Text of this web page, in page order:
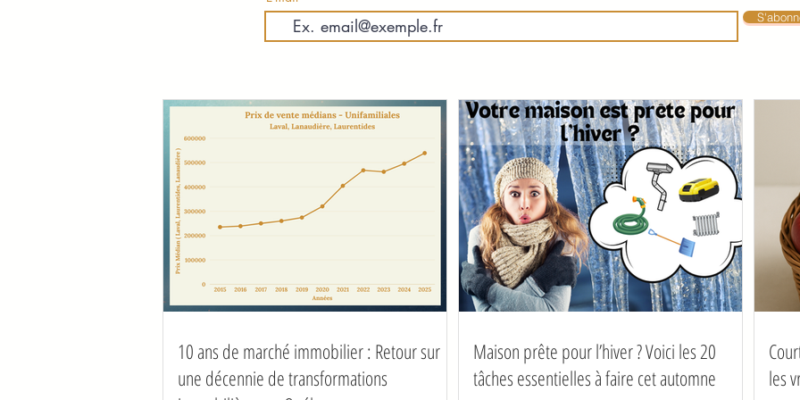
10 ans de marché immobilier : Retour sur
une décennie de transformations
Maison prête pour l’hiver ? Voici les 20
tâches essentielles à faire cet automne
les